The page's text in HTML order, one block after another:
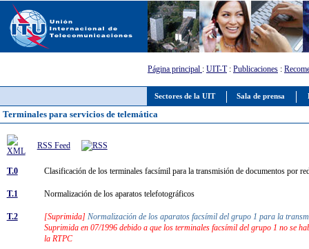
Sectores de la UIT Sala de prensa
Página principal : UIT-T: Publicaciones :
Terminales para servicios de telemática
RSS Feed
T.0 Clasificación de los terminales facsímil para la transmisión de documentos por
T.1 Normalización de los aparatos telefotográficos
T.2 [Suprimida] Normalización de los aparatos facsímil del grupo 1 para la
Suprimida en 07/1996 debido a que los terminales facsímil del grupo 1 no se
la RTPC